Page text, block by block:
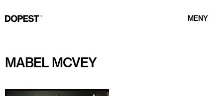
MENY
MABEL MCVEY